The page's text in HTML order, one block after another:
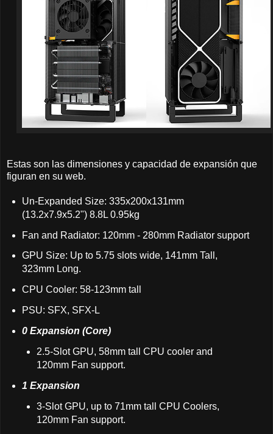
Estas son las dimensiones y capacidad de expansión que
figuran en su web.
Un-Expanded Size: 335x200x131mm
(13.2x7.9x5.2") 8.8L 0.95kg
Fan and Radiator: 120mm - 280mm Radiator support
GPU Size: Up to 5.75 slots wide, 141mm Tall,
323mm Long.
CPU Cooler: 58-123mm tall
PSU: SFX, SFX-L
0 Expansion (Core)
2.5-Slot GPU, 58mm tall CPU cooler and
120mm Fan support.
1 Expansion
3-Slot GPU, up to 71mm tall CPU Coolers,
120mm Fan support.